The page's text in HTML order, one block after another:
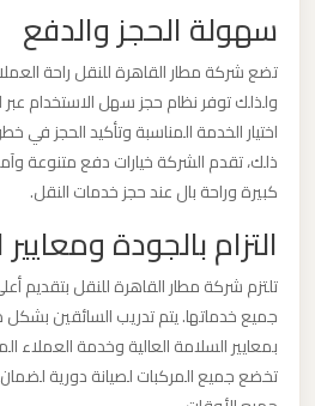
سهولة الحجز والدفع
تضع شركة مطار القاهرة للنقل راحة
ولذلك توفر نظام حجز سهل الاستخدام عبر
اختيار الخدمة المناسبة وتأكيد الحجز في
ذلك، تقدم الشركة خيارات دفع متنوعة
كبيرة وراحة بال عند حجز خدمات النقل.
التزام بالجودة
تلتزم شركة مطار القاهرة للنقل بتقديم
جميع خدماتها. يتم تدريب السائقين
بمعايير السلامة العالية وخدمة العملاء
تخضع جميع المركبات لصيانة دورية
ليموزين
مطار
العرب
مرسي
مطروح
ليموزين
مطار
العرب